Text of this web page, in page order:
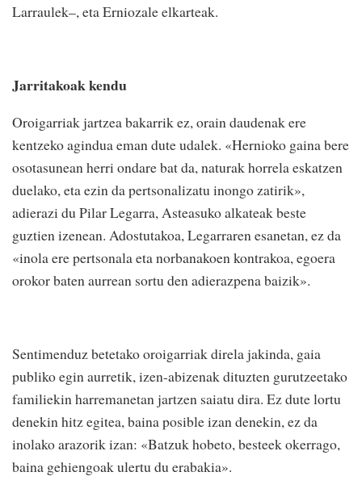
Larraulek–, eta Erniozale elkarteak.
Jarritakoak kendu
Oroigarriak jartzea bakarrik ez, orain daudenak ere
kentzeko agindua eman dute udalek. «Hernioko gaina bere
osotasunean herri ondare bat da, naturak horrela eskatzen
duelako, eta ezin da pertsonalizatu inongo zatirik»,
adierazi du Pilar Legarra, Asteasuko alkateak beste
guztien izenean. Adostutakoa, Legarraren esanetan, ez da
«inola ere pertsonala eta norbanakoen kontrakoa, egoera
orokor baten aurrean sortu den adierazpena baizik».
Sentimenduz betetako oroigarriak direla jakinda, gaia
publiko egin aurretik, izen-abizenak dituzten gurutzeetako
familiekin harremanetan jartzen saiatu dira. Ez dute lortu
denekin hitz egitea, baina posible izan denekin, ez da
inolako arazorik izan: «Batzuk hobeto, besteek okerrago,
baina gehiengoak ulertu du erabakia».